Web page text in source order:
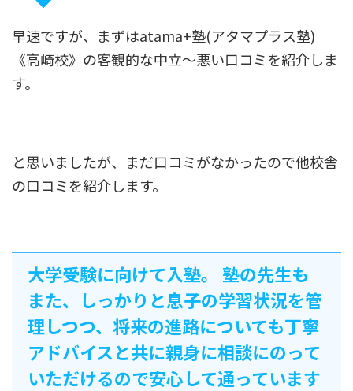
早速ですが、まずはatama+塾(アタマプラス塾)
《高崎校》の客観的な中立〜悪い口コミを紹介しま
す。
と思いましたが、まだ口コミがなかったので他校舎
の口コミを紹介します。
大学受験に向けて入塾。 塾の先生も
また、しっかりと息子の学習状況を管
理しつつ、将来の進路についても丁寧
アドバイスと共に親身に相談にのって
いただけるので安心して通っています